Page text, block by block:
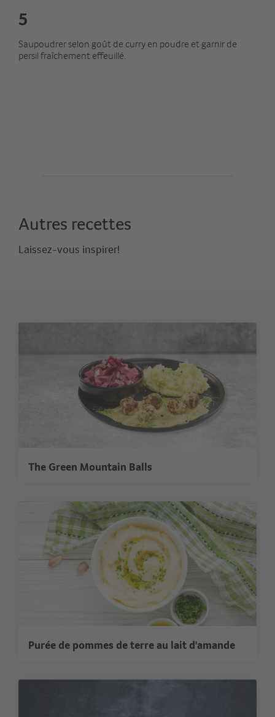
5
Saupoudrer selon goût de curry en poudre et garnir de
persil fraîchement effeuillé.
Autres recettes
Laissez-vous inspirer!
The Green Mountain Balls
Purée de pommes de terre au lait d'amande